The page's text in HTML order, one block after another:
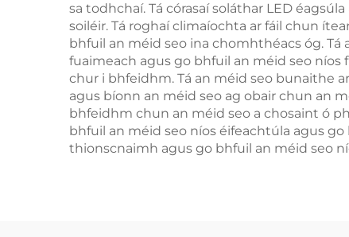
sa todhchaí. Tá córasaí soláthar LED
soiléir. Tá roghaí climaíochta ar fáil chun
bhfuil an méid seo ina chomhthéacs óg.
fuaimeach agus go bhfuil an méid seo
chur i bhfeidhm. Tá an méid seo bunaithe
agus bíonn an méid seo ag obair chun an
bhfeidhm chun an méid seo a chosaint ó
bhfuil an méid seo níos éifeachtúla agus
thionscnaimh agus go bhfuil an méid seo